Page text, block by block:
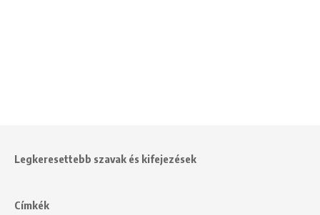
Legkeresettebb szavak és kifejezések
Címkék